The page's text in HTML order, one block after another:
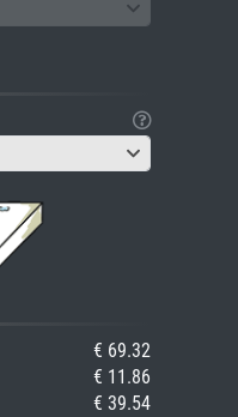
€ 69.32
€ 11.86
€ 39.54